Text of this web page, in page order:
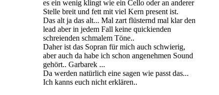
es ein wenig klingt wie ein Cello oder an anderer
Stelle breit und fett mit viel Kern present ist.
Das alt ja das alt... Mal zart flüsternd mal klar den
lead aber in jedem Fall keine quickienden
schreienden schmalem Töne..
Daher ist das Sopran für mich auch schwierig,
aber auch da habe ich schon angenehmen Sound
gehört.. Garbarek ...
Da werden natürlich eine sagen wie passt das...
Ich kanns euch nicht erklären..